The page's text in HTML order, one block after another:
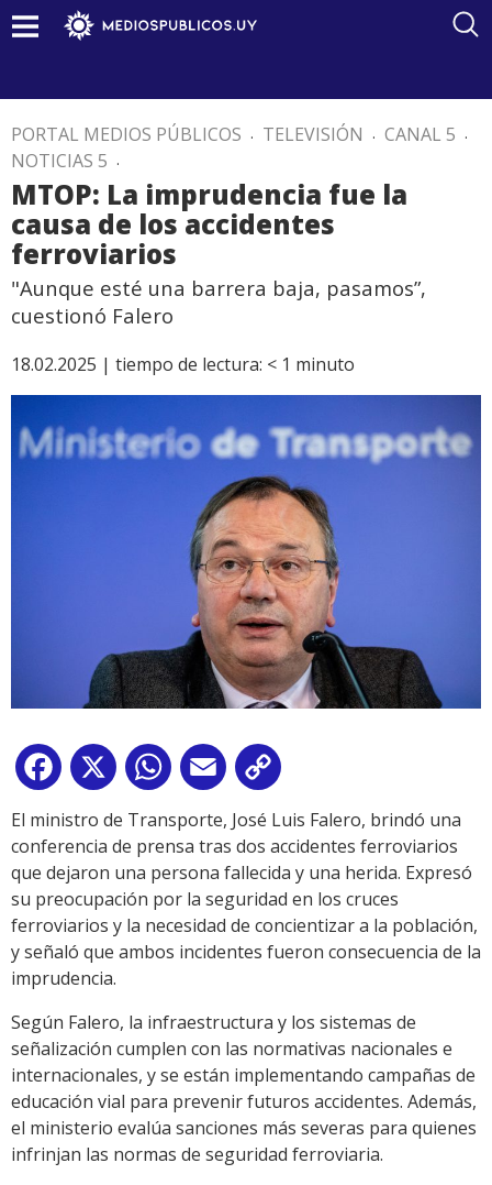
PORTAL MEDIOS PÚBLICOS . TELEVISIÓN . CANAL 5 .
NOTICIAS 5 .
MTOP: La imprudencia fue la
causa de los accidentes
ferroviarios
"Aunque esté una barrera baja, pasamos”,
cuestionó Falero
18.02.2025 | tiempo de lectura: < 1 minuto
Facebook
X WhatsApp
Email
Link
El ministro de Transporte, José Luis Falero, brindó una
conferencia de prensa tras dos accidentes ferroviarios
que dejaron una persona fallecida y una herida. Expresó
su preocupación por la seguridad en los cruces
ferroviarios y la necesidad de concientizar a la población,
y señaló que ambos incidentes fueron consecuencia de la
imprudencia.
Según Falero, la infraestructura y los sistemas de
señalización cumplen con las normativas nacionales e
internacionales, y se están implementando campañas de
educación vial para prevenir futuros accidentes. Además,
el ministerio evalúa sanciones más severas para quienes
infrinjan las normas de seguridad ferroviaria.